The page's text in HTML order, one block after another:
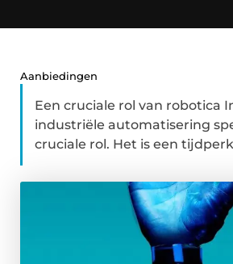
Aanbiedingen
Een cruciale rol van robotica
industriële automatisering
cruciale rol. Het is een tijdperk